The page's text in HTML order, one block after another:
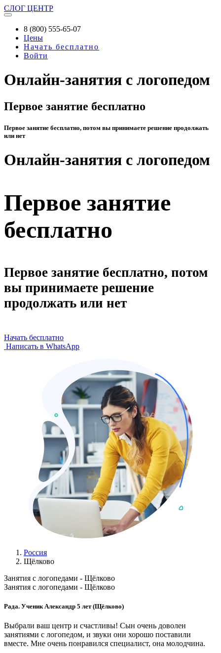
СЛОГ ЦЕНТР
8 (800) 555-65-07
Цены
Начать бесплатно
Войти
Онлайн-занятия с логопедом
Первое занятие бесплатно
Первое занятие бесплатно, потом вы принимаете решение продолжать
или нет
Онлайн-занятия с логопедом
Первое занятие
бесплатно
Первое занятие бесплатно, потом
вы принимаете решение
продолжать или нет
Начать бесплатно
Написать в WhatsApp
Россия
Щёлково
Занятия с логопедами - Щёлково
Занятия с логопедами - Щёлково
Рада. Ученик Александр 5 лет (Щёлково)
Выбрали ваш центр и счастливы! Сын очень доволен
занятиями с логопедом, и звуки они хорошо поставили
вместе. Мне очень понравился специалист, она молодчина.